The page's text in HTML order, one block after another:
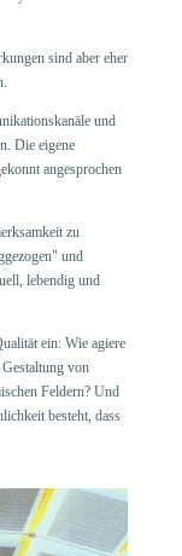
sind aber eher
und
Die eigene
angesprochen
zu
und
lebendig und
ein: Wie agiere
von
Feldern? Und
besteht, dass